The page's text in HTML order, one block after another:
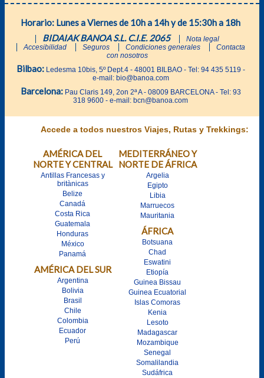
Horario: Lunes a Viernes de 10h a 14h y de 15:30h a 18h
BIDAIAK BANOA S.L. C.I.E. 2065
Nota legal
Accesibilidad
Seguros Condiciones generales
Contacta
con nosotros
Bilbao:Ledesma 10bis, 5º Dept.4 - 48001 BILBAO - Tel: 94 435 5119 -
e-mail: bio@banoa.com
Barcelona:Pau Claris 149, 2on 2ª A - 08009 BARCELONA - Tel: 93
318 9600 - e-mail: bcn@banoa.com
Accede a todos nuestros Viajes, Rutas y Trekkings:
AMÉRICA DEL
NORTE Y CENTRAL
Antillas Francesas y
britànicas
Belize
Canadá
Costa Rica
Guatemala
Honduras
México
Panamá
AMÉRICA DEL SUR
Argentina
Bolivia
Brasil
Chile
Colombia
Ecuador
Perú
MEDITERRÁNEO Y
NORTE DE ÁFRICA
Argelia
Egipto
Libia
Marruecos
Mauritania
ÁFRICA
Botsuana
Chad
Eswatini
Etiopía
Guinea Bissau
Guinea Ecuatorial
Islas Comoras
Kenia
Lesoto
Madagascar
Mozambique
Senegal
Somalilandia
Sudáfrica